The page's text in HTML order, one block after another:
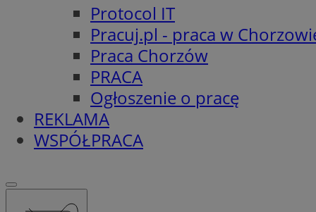
Protocol IT
Pracuj.pl - praca w
Praca Chorzów
PRACA
Ogłoszenie o pracę
REKLAMA
WSPÓŁPRACA